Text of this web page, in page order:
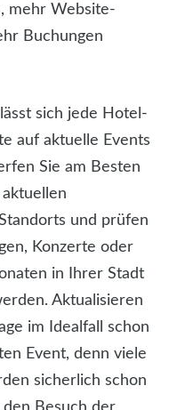
mehr Website-
Buchungen
sich jede Hotel-
auf aktuelle Events
Sie am Besten
und prüfen
Konzerte oder
in Ihrer Stadt
Aktualisieren
im Idealfall schon
Event, denn viele
sicherlich schon